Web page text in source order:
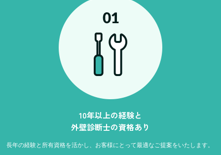
10年以上の経験と
外壁診断士の資格あり
長年の経験と所有資格を活かし、お客様にとって最適なご提案をいたします。